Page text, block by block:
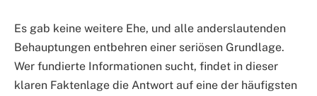
Es gab keine weitere Ehe, und alle anderslautenden
Behauptungen entbehren einer seriösen Grundlage.
Wer fundierte Informationen sucht, findet in dieser
klaren Faktenlage die Antwort auf eine der häufigsten